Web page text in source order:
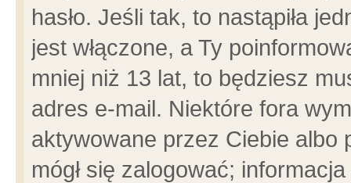
hasło. Jeśli tak, to nastąpiła
jest włączone, a Ty
mniej niż 13 lat, to będziesz
adres e-mail. Niektóre fora
aktywowane przez Ciebie albo
mógł się zalogować;